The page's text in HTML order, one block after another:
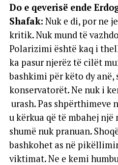
Do e qeverisë ende
Shafak: Nuk e di, por ne
kritik. Nuk mund të
Polarizimi është kaq i
ka pasur njerëz të cilët
bashkimi për këto dy
konservatorët. Ne nuk i
urash. Pas shpërthimeve
u kërkua që të mbahej
shumë nuk pranuan.
bashkohet as në
viktimat. Ne e kemi